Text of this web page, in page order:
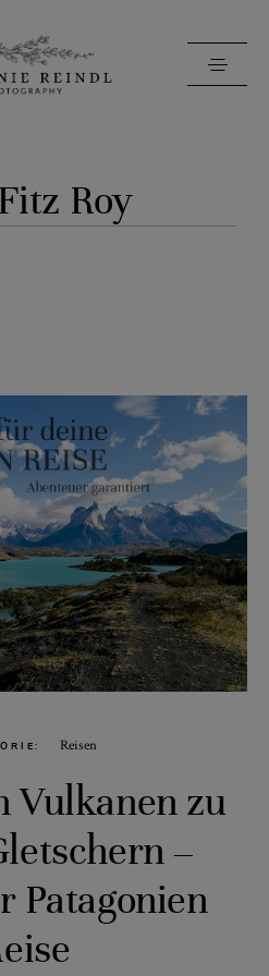
Roy
Reisen
Vulkanen zu
–
Patagonien